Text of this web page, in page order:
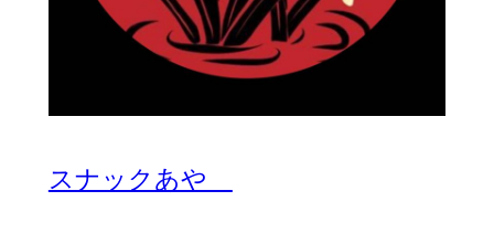
スナックあや